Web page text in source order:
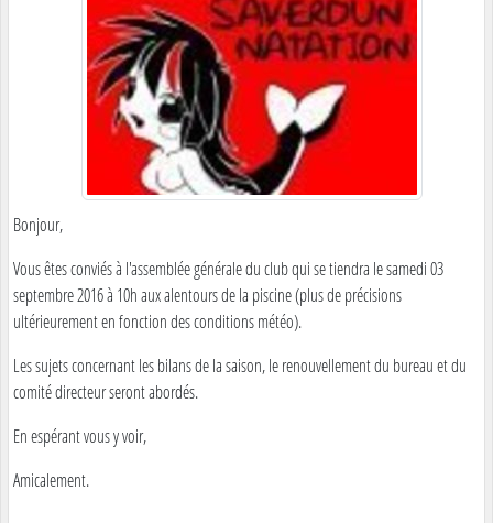
Bonjour,
Vous êtes conviés à l'assemblée générale du club qui se tiendra le samedi 03
septembre 2016 à 10h aux alentours de la piscine (plus de précisions
ultérieurement en fonction des conditions météo).
Les sujets concernant les bilans de la saison, le renouvellement du bureau et du
comité directeur seront abordés.
En espérant vous y voir,
Amicalement.